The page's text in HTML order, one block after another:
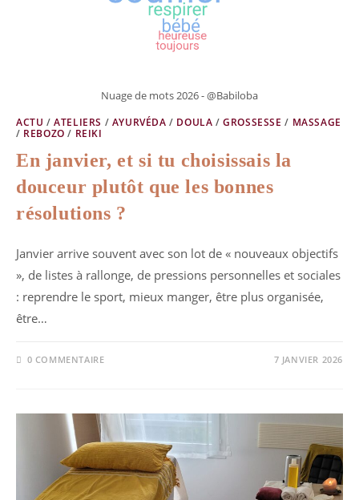
Nuage de mots 2026 - @Babiloba
ACTU /ATELIERS / AYURVÉDA / DOULA /GROSSESSE / MASSAGE
/ REBOZO / REIKI
En janvier, et si tu choisissais la
douceur plutôt que les bonnes
résolutions ?
Janvier arrive souvent avec son lot de « nouveaux objectifs
», de listes à rallonge, de pressions personnelles et sociales
: reprendre le sport, mieux manger, être plus organisée,
être…
0 COMMENTAIRE 7 JANVIER 2026